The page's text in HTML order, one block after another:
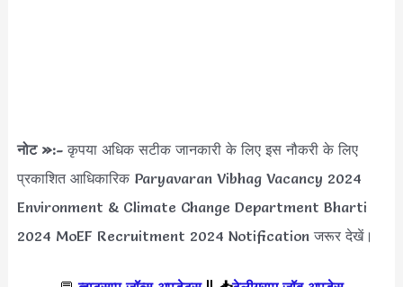
नोट »:-कृपया अधिक सटीक जानकारी के लिए इस नौकरी के लिए
प्रकाशित आधिकारिक Paryavaran Vibhag Vacancy 2024
Environment & Climate Change Department Bharti
2024 MoEF Recruitment 2024 Notification जरूर देखें।